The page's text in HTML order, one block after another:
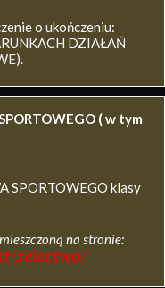
o ukończeniu:
DZIAŁAŃ
( w tym
SPORTOWEGO klasy
na stronie: